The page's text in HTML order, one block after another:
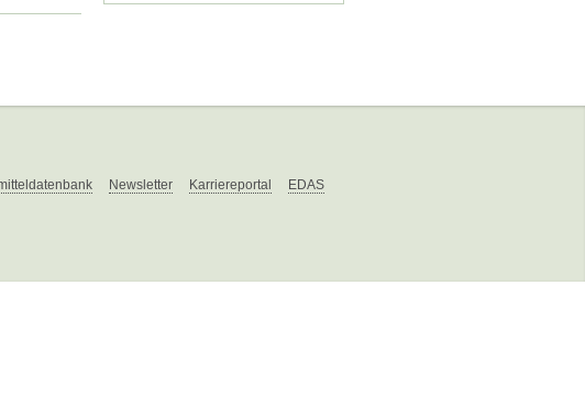
Newsletter Karriereportal EDAS